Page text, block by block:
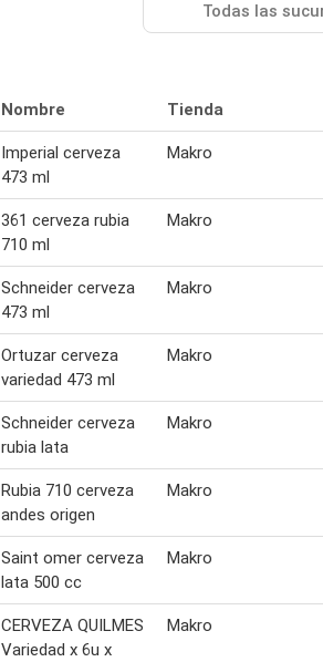
Todas las
Nombre Tienda
Imperial cerveza
473 ml
Makro
361 cerveza rubia
710 ml
Makro
Schneider cerveza
473 ml
Makro
Ortuzar cerveza
variedad 473 ml
Makro
Schneider cerveza
rubia lata
Makro
Rubia 710 cerveza
andes origen
Makro
Saint omer cerveza
lata 500 cc
Makro
CERVEZA QUILMES
Variedad x 6u x
Makro